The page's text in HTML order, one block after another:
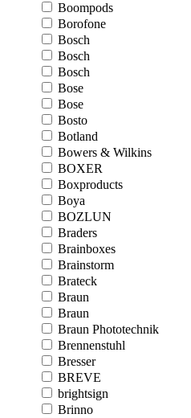
Boompods
Borofone
Bosch
Bosch
Bosch
Bose
Bose
Bosto
Botland
Bowers & Wilkins
BOXER
Boxproducts
Boya
BOZLUN
Braders
Brainboxes
Brainstorm
Brateck
Braun
Braun
Braun Phototechnik
Brennenstuhl
Bresser
BREVE
brightsign
Brinno